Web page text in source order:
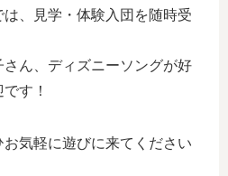
、見学・体験入団を随時受
ん、ディズニーソングが好
す！
気軽に遊びに来てください